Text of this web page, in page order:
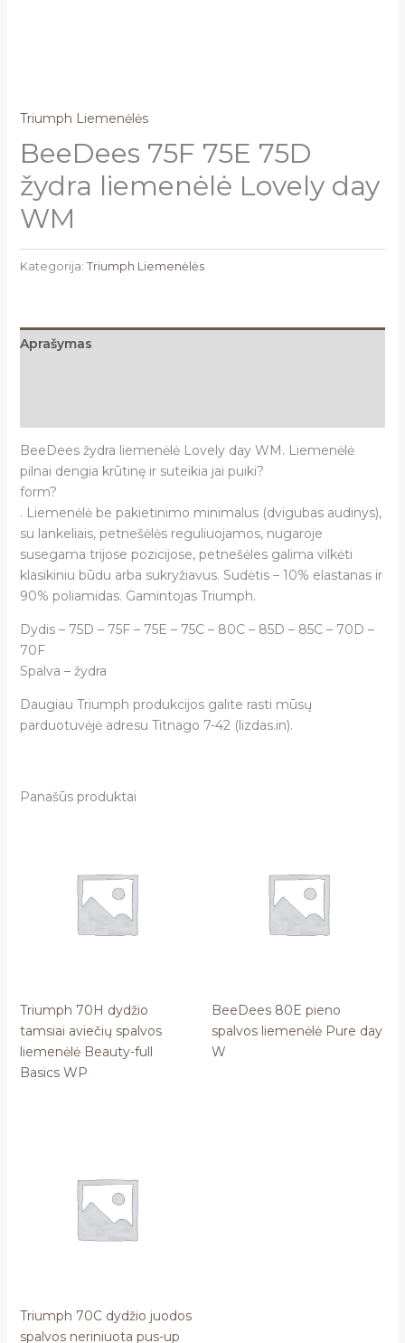
Triumph Liemenėlės
BeeDees 75F 75E 75D
žydra liemenėlė Lovely day
WM
Kategorija: Triumph Liemenėlės
Aprašymas
BeeDees žydra liemenėlė Lovely day WM. Liemenėlė
pilnai dengia krūtinę ir suteikia jai puiki?
form?
. Liemenėlė be pakietinimo minimalus (dvigubas audinys),
su lankeliais, petnešėlės reguliuojamos, nugaroje
susegama trijose pozicijose, petnešėles galima vilkėti
klasikiniu būdu arba sukryžiavus. Sudėtis – 10% elastanas ir
90% poliamidas. Gamintojas Triumph.
Dydis – 75D – 75F – 75E – 75C – 80C – 85D – 85C – 70D –
70F
Spalva – žydra
Daugiau Triumph produkcijos galite rasti mūsų
parduotuvėjė adresu Titnago 7-42 (lizdas.in).
Panašūs produktai
Triumph 70H dydžio
tamsiai aviečių spalvos
liemenėlė Beauty-full
Basics WP
BeeDees 80E pieno
spalvos liemenėlė Pure day
W
Triumph 70C dydžio juodos
spalvos neriniuota pus-up